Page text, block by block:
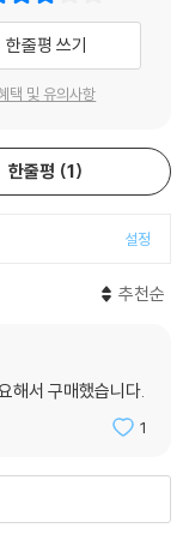
재하고 있다.
해 놓았던 내용들의
로운 학문으로 채우고
표준에서 제외된 B, C,
연구를 위해 기록해
리하였다. 우리가 잘못
제작하였다. 그리고
다.
한줄평 쓰기
택 및 유의사항
한줄평 1
설정
추천순
해서 구매했습니다.
1